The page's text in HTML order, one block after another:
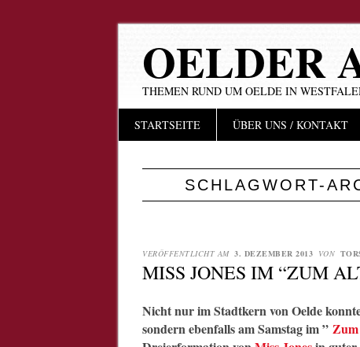
OELDER
THEMEN RUND UM OELDE IN
Hauptmenü
InhaltSTARTSEITE ÜBER UNS / KONTAKT
SCHLAGWORT-
VERÖFFENTLICHT AM 3. DEZEMBER 2013 VON
MISS JONES IM “ZUM
Nicht nur im Stadtkern von Oelde
sondern ebenfalls am Samstag im ”